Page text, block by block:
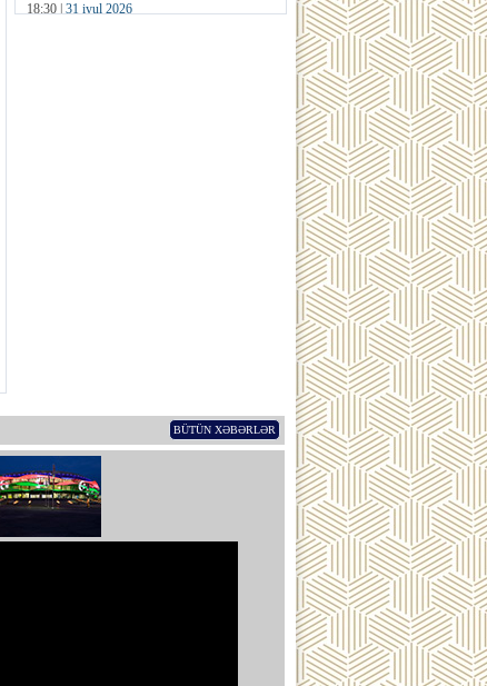
18:30 | 31 iyul 2026
BÜTÜN XƏBƏRLƏR